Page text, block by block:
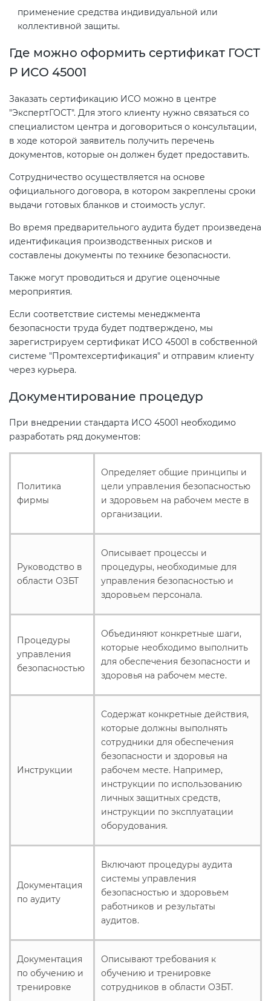
применение средства индивидуальной или
коллективной защиты.
Где можно оформить сертификат ГОСТ
Р ИСО 45001
Заказать сертификацию ИСО можно в центре
"ЭкспертГОСТ". Для этого клиенту нужно связаться со
специалистом центра и договориться о консультации,
в ходе которой заявитель получить перечень
документов, которые он должен будет предоставить.
Сотрудничество осуществляется на основе
официального договора, в котором закреплены сроки
выдачи готовых бланков и стоимость услуг.
Во время предварительного аудита будет произведена
идентификация производственных рисков и
составлены документы по технике безопасности.
Также могут проводиться и другие оценочные
мероприятия.
Если соответствие системы менеджмента
безопасности труда будет подтверждено, мы
зарегистрируем сертификат ИСО 45001 в собственной
системе "Промтехсертификация" и отправим клиенту
через курьера.
Документирование процедур
При внедрении стандарта ИСО 45001 необходимо
разработать ряд документов:
Политика
фирмы
Определяет общие принципы и
цели управления безопасностью
и здоровьем на рабочем месте в
организации.
Руководство в
области ОЗБТ
Описывает процессы и
процедуры, необходимые для
управления безопасностью и
здоровьем персонала.
Процедуры
управления
безопасностью
Объединяют конкретные шаги,
которые необходимо выполнить
для обеспечения безопасности и
здоровья на рабочем месте.
Инструкции
Содержат конкретные действия,
которые должны выполнять
сотрудники для обеспечения
безопасности и здоровья на
рабочем месте. Например,
инструкции по использованию
личных защитных средств,
инструкции по эксплуатации
оборудования.
Документация
по аудиту
Включают процедуры аудита
системы управления
безопасностью и здоровьем
работников и результаты
аудитов.
Документация
по обучению и
тренировке
Описывают требования к
обучению и тренировке
сотрудников в области ОЗБТ.